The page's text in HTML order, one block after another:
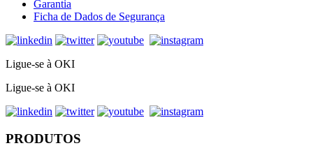
Garantia
Ficha de Dados de Segurança
Ligue-se à OKI
Ligue-se à OKI
PRODUTOS